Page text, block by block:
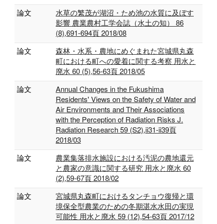
論文
水草の繁茂が湖沼・ため池の水質に及ぼす
影響 農業農村工学会誌（水土の知） 86
(8),691-694頁 2018/08
論文
森林・水系・農地にめぐまれた宮城県丸森
町における町への愛着に関する考察 用水と
廃水 60 (5),56-63頁 2018/05
論文
Annual Changes in the Fukushima
Residents' Views on the Safety of Water and
Air Environments and Their Associations
with the Perception of Radiation Risks J.
Radiation Research 59 (S2),ii31-ii39頁
2018/03
論文
農業集落排水施設における汚泥の農地還元
と農家の意識に関する研究 用水と廃水 60
(2),59-67頁 2018/02
論文
宮城県丸森町におけるタンチョウ復帰と環
境保全型農業のための冬期湛水水田の実現
可能性 用水と廃水 59 (12),54-63頁 2017/12